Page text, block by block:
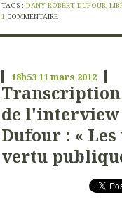
TAGS : DANY-ROBERT DUFOUR,
1 COMMENTAIRE
18h5311mars 2012
de l'interview
Dufour : «
vertu